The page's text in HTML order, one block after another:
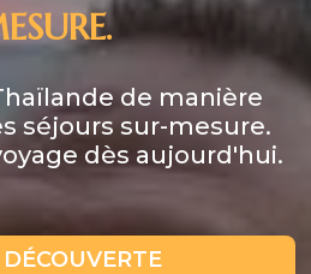
de manière
séjours sur-mesure.
dès aujourd'hui.